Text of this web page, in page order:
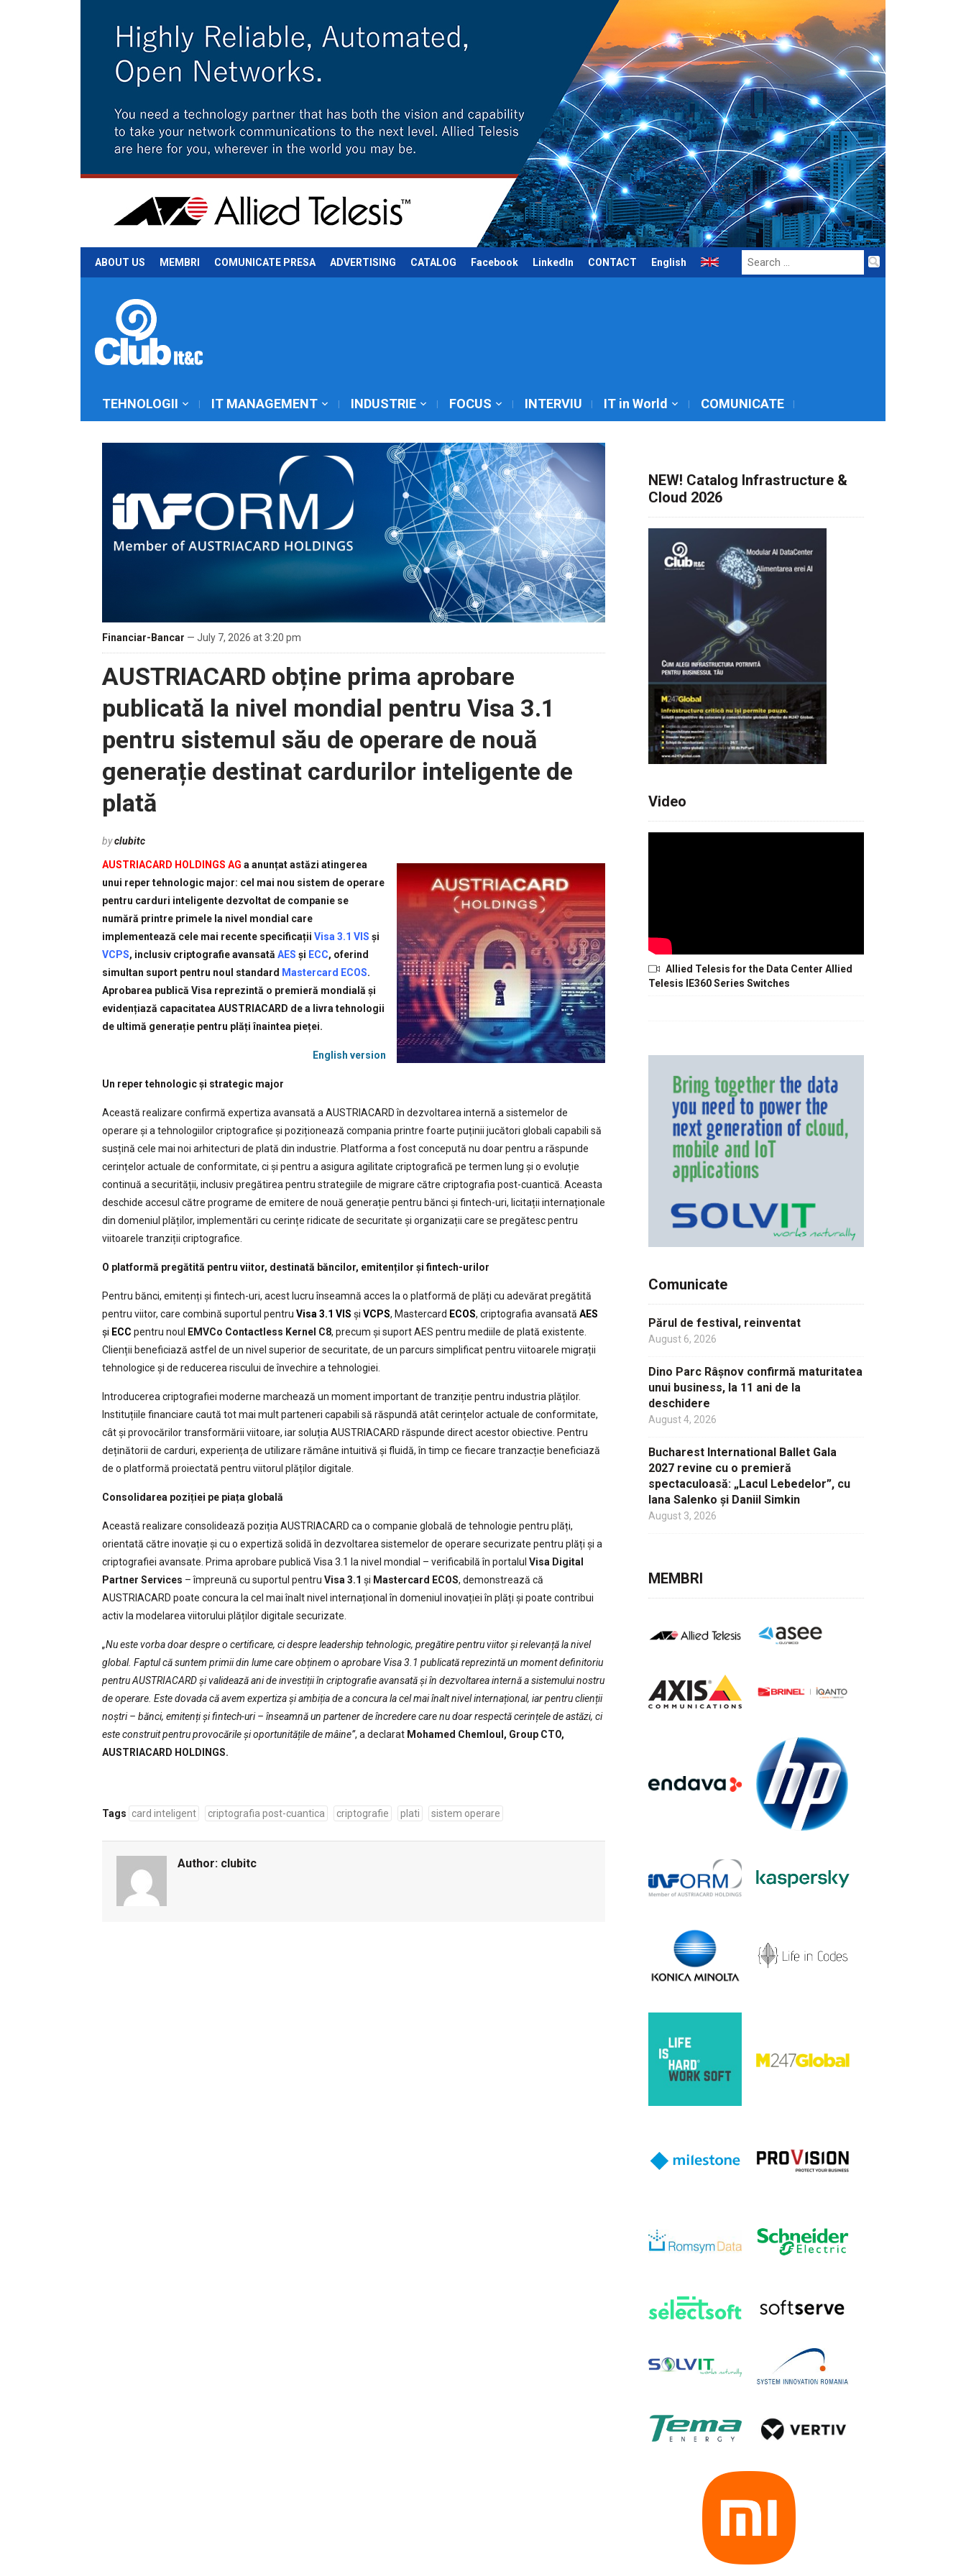
ABOUT US MEMBRI COMUNICATE PRESA ADVERTISING CATALOG Facebook LinkedIn CONTACT English
Search
for:
TEHNOLOGII IT MANAGEMENT INDUSTRIE FOCUS INTERVIU IT in World COMUNICATE
Financiar-Bancar — July 7, 2026 at 3:20 pm
AUSTRIACARD obține prima aprobare
publicată la nivel mondial pentru Visa 3.1
pentru sistemul său de operare de nouă
generație destinat cardurilor inteligente de
plată
byclubitc
AUSTRIACARD HOLDINGS AG a anunțat astăzi atingerea
unui reper tehnologic major: cel mai nou sistem de operare
pentru carduri inteligente dezvoltat de companie se
numără printre primele la nivel mondial care
implementează cele mai recente specificații Visa 3.1 VIS și
VCPS, inclusiv criptografie avansată AES și ECC, oferind
simultan suport pentru noul standard Mastercard ECOS.
Aprobarea publică Visa reprezintă o premieră mondială și
evidențiază capacitatea AUSTRIACARD de a livra tehnologii
de ultimă generație pentru plăți înaintea pieței.
English version
Un reper tehnologic și strategic major
Această realizare confirmă expertiza avansată a AUSTRIACARD în dezvoltarea internă a sistemelor de
operare și a tehnologiilor criptografice și poziționează compania printre foarte puținii jucători globali capabili să
susțină cele mai noi arhitecturi de plată din industrie. Platforma a fost concepută nu doar pentru a răspunde
cerințelor actuale de conformitate, ci și pentru a asigura agilitate criptografică pe termen lung și o evoluție
continuă a securității, inclusiv pregătirea pentru strategiile de migrare către criptografia post-cuantică. Aceasta
deschide accesul către programe de emitere de nouă generație pentru bănci și fintech-uri, licitații internaționale
din domeniul plăților, implementări cu cerințe ridicate de securitate și organizații care se pregătesc pentru
viitoarele tranziții criptografice.
O platformă pregătită pentru viitor, destinată băncilor, emitenților și fintech-urilor
Pentru bănci, emitenți și fintech-uri, acest lucru înseamnă acces la o platformă de plăți cu adevărat pregătită
pentru viitor, care combină suportul pentru Visa 3.1 VIS și VCPS, Mastercard ECOS, criptografia avansată AES
și ECC pentru noul EMVCo Contactless Kernel C8, precum și suport AES pentru mediile de plată existente.
Clienții beneficiază astfel de un nivel superior de securitate, de un parcurs simplificat pentru viitoarele migrații
tehnologice și de reducerea riscului de învechire a tehnologiei.
Introducerea criptografiei moderne marchează un moment important de tranziție pentru industria plăților.
Instituțiile financiare caută tot mai mult parteneri capabili să răspundă atât cerințelor actuale de conformitate,
cât și provocărilor transformării viitoare, iar soluția AUSTRIACARD răspunde direct acestor obiective. Pentru
deținătorii de carduri, experiența de utilizare rămâne intuitivă și fluidă, în timp ce fiecare tranzacție beneficiază
de o platformă proiectată pentru viitorul plăților digitale.
Consolidarea poziției pe piața globală
Această realizare consolidează poziția AUSTRIACARD ca o companie globală de tehnologie pentru plăți,
orientată către inovație și cu o expertiză solidă în dezvoltarea sistemelor de operare securizate pentru plăți și a
criptografiei avansate. Prima aprobare publică Visa 3.1 la nivel mondial – verificabilă în portalul Visa Digital
Partner Services – împreună cu suportul pentru Visa 3.1 și Mastercard ECOS, demonstrează că
AUSTRIACARD poate concura la cel mai înalt nivel internațional în domeniul inovației în plăți și poate contribui
activ la modelarea viitorului plăților digitale securizate.
„Nu este vorba doar despre o certificare, ci despre leadership tehnologic, pregătire pentru viitor și relevanță la nivel
global. Faptul că suntem primii din lume care obținem o aprobare Visa 3.1 publicată reprezintă un moment definitoriu
pentru AUSTRIACARD și validează ani de investiții în criptografie avansată și în dezvoltarea internă a sistemului nostru
de operare. Este dovada că avem expertiza și ambiția de a concura la cel mai înalt nivel internațional, iar pentru clienții
noștri – bănci, emitenți și fintech-uri – înseamnă un partener de încredere care nu doar respectă cerințele de astăzi, ci
este construit pentru provocările și oportunitățile de mâine”, a declarat Mohamed Chemloul, Group CTO,
AUSTRIACARD HOLDINGS.
Tags card inteligent criptografia post-cuantica criptografie plati sistem operare
Author: clubitc
NEW! Catalog Infrastructure &
Cloud 2026
Video
Allied Telesis for the Data Center Allied
Telesis IE360 Series Switches
Comunicate
Părul de festival, reinventat
August 6, 2026
Dino Parc Râșnov confirmă maturitatea
unui business, la 11 ani de la
deschidere
August 4, 2026
Bucharest International Ballet Gala
2027 revine cu o premieră
spectaculoasă: „Lacul Lebedelor”, cu
Iana Salenko și Daniil Simkin
August 3, 2026
MEMBRI